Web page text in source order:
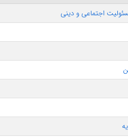
اجتماعی و دینی